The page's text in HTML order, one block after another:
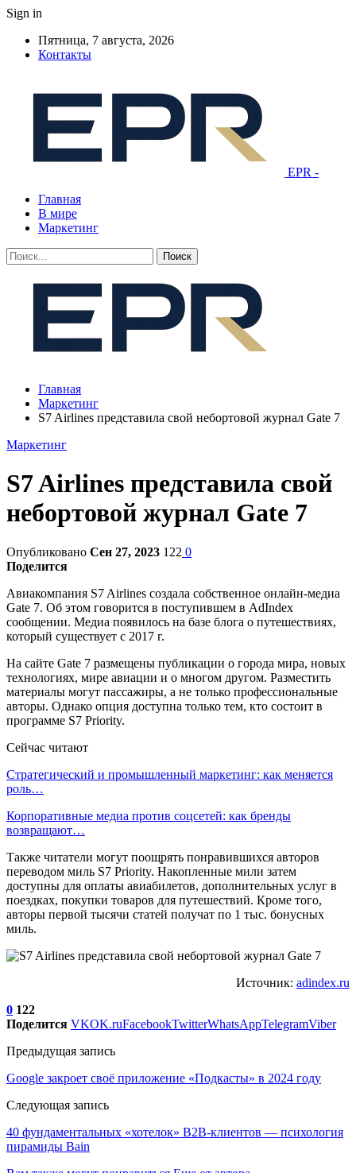
Sign in
Пятница, 7 августа, 2026
Контакты
EPR -
Главная
В мире
Маркетинг
Главная
Маркетинг
S7 Airlines представила свой небортовой журнал Gate 7
Маркетинг
S7 Airlines представила свой
небортовой журнал Gate 7
Опубликовано Сен 27, 2023 122 0
Поделится
Авиакомпания S7 Airlines создала собственное онлайн-медиа
Gate 7. Об этом говорится в поступившем в AdIndex
сообщении. Медиа появилось на базе блога о путешествиях,
который существует с 2017 г.
На сайте Gate 7 размещены публикации о города мира, новых
технологиях, мире авиации и о многом другом. Разместить
материалы могут пассажиры, а не только профессиональные
авторы. Однако опция доступна только тем, кто состоит в
программе S7 Priority.
Сейчас читают
Стратегический и промышленный маркетинг: как меняется
роль…
Корпоративные медиа против соцсетей: как бренды
возвращают…
Также читатели могут поощрять понравившихся авторов
переводом миль S7 Priority. Накопленные мили затем
доступны для оплаты авиабилетов, дополнительных услуг в
поездках, покупки товаров для путешествий. Кроме того,
авторы первой тысячи статей получат по 1 тыс. бонусных
миль.
Источник: adindex.ru
0 122
Поделится VKOK.ruFacebookTwitterWhatsAppTelegramViber
Предыдущая запись
Google закроет своё приложение «Подкасты» в 2024 году
Следующая запись
40 фундаментальных «хотелок» B2B-клиентов — психология
пирамиды Bain